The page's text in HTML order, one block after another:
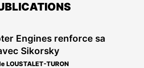
Engines renforce sa
Sikorsky
LOUSTALET-TURON